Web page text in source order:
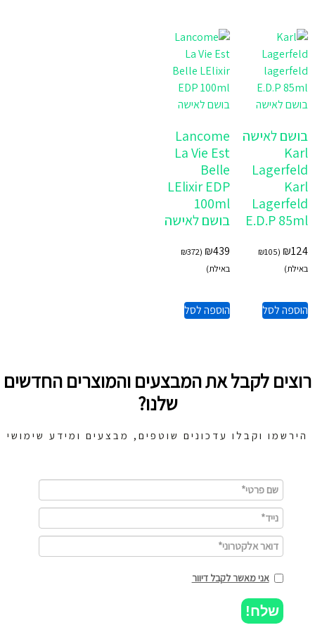
בושם לאישה
Karl
Lagerfeld
Karl
Lagerfeld
E.D.P 85ml
₪124
(
₪105
באילת)
הוספה לסל
Lancome
La Vie Est
Belle
LElixir EDP
100ml
בושם לאישה
₪439
(
₪372
באילת)
הוספה לסל
רוצים לקבל את המבצעים והמוצרים החדשים
שלנו?
הירשמו וקבלו עדכונים שוטפים, מבצעים ומידע שימושי
אני מאשר לקבל דיוור
שלח!